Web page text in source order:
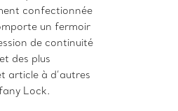
confectionnée
un fermoir
de continuité
des plus
article à d’autres
Lock.